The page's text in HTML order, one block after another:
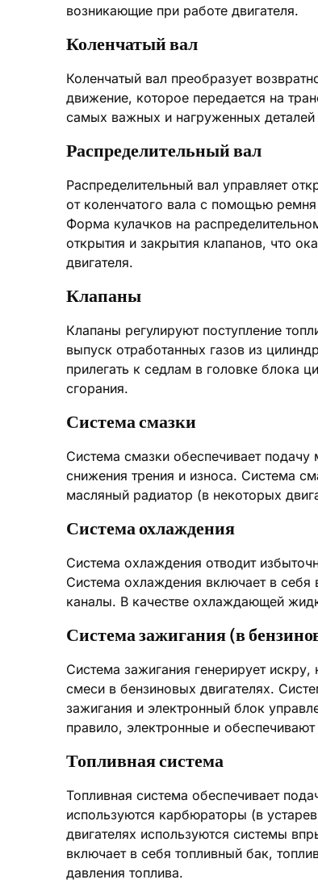
возникающие при работе двигателя.
Коленчатый вал
Коленчатый вал преобразует
движение, которое передается на
самых важных и нагруженных деталей
Распределительный вал
Распределительный вал управляет
от коленчатого вала с помощью
Форма кулачков на
открытия и закрытия клапанов, что
двигателя.
Клапаны
Клапаны регулируют поступление
выпуск отработанных газов из
прилегать к седлам в головке блока
сгорания.
Система смазки
Система смазки обеспечивает
снижения трения и износа. Система
масляный радиатор (в некоторых
Система охлаждения
Система охлаждения отводит
Система охлаждения включает в
каналы. В качестве охлаждающей
Система зажигания (в
Система зажигания генерирует
смеси в бензиновых двигателях.
зажигания и электронный блок
правило, электронные и
Топливная система
Топливная система обеспечивает
используются карбюраторы (в
двигателях используются системы
включает в себя топливный бак,
давления топлива.